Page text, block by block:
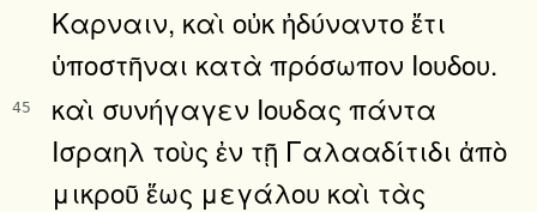
Καρναιν, καὶ οὐκ ἠδύναντο ἔτι
ὑποστῆναι κατὰ πρόσωπον Ιουδου.
45
καὶ συνήγαγεν Ιουδας πάντα
Ισραηλ τοὺς ἐν τῇ Γαλααδίτιδι ἀπὸ
μικροῦ ἕως μεγάλου καὶ τὰς